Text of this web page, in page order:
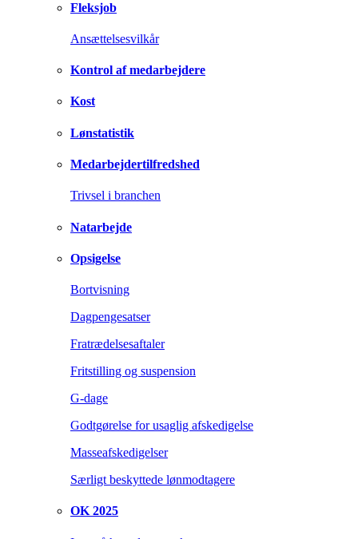
Fleksjob
Ansættelsesvilkår
Kontrol af medarbejdere
Kost
Lønstatistik
Medarbejdertilfredshed
Trivsel i branchen
Natarbejde
Opsigelse
Bortvisning
Dagpengesatser
Fratrædelsesaftaler
Fritstilling og suspension
G-dage
Godtgørelse for usaglig afskedigelse
Masseafskedigelser
Særligt beskyttede lønmodtagere
OK 2025